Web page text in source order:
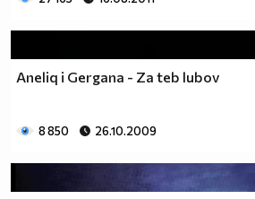
Aneliq i Gergana - Za teb lubov
8 850 26.10.2009